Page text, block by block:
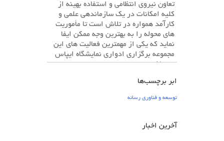
تعاون نیروی انتظامی و استفاده بهینه از
کلیه امکانات در یک سازماندهی علمی و
کارآمد همواره در تلاش است تا مأموریت
های محوله را به بهترین وجه ممکن ایفا
نماید که یکی از مهمترین فعالیت های این
مجموعه برگزاری ادواری نمایشگاه ایپاس
می باشد.
گروه بندي تجهيزات و خدمات قابل
ارائه در نمايشگاه
سيستم هاي مخابراتي، سيستم هاي
ابر برچسب‌ها
توسعه و فناوری رسانه
آخرین اخبار